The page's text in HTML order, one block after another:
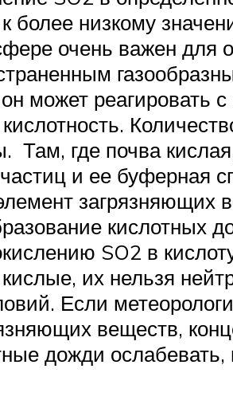
более низкому
очень важен для
может реагировать
Там, где почва
и ее буферная
кислотных
SO2 в
их нельзя
Если
веществ,
дожди